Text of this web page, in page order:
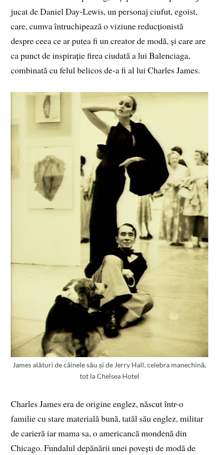
jucat de Daniel Day-Lewis, un personaj ciufut, egoist,
care, cumva întruchipează o viziune reducționistă
despre ceea ce ar putea fi un creator de modă, și care are
ca punct de inspirație firea ciudată a lui Balenciaga,
combinată cu felul belicos de-a fi al lui Charles James.
James alături de câinele său și de Jerry Hall, celebra manechină,
tot la Chelsea Hotel
Charles James era de origine englez, născut într-o
familie cu stare materială bună, tatăl său englez, militar
de carieră iar mama sa, o americancă mondenă din
Chicago. Fundalul depănării unei povești de modă de